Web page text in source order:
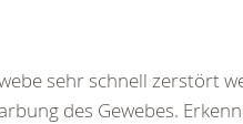
sehr schnell zerstört
des Gewebes.